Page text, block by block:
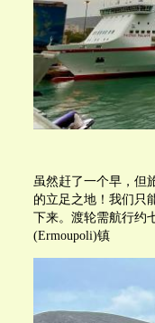
虽然赶了一个早，但
的立足之地！我们只
下来。渡轮需航行约
(Ermoupoli)镇